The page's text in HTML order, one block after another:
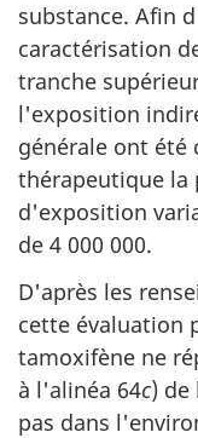
substance. Afin
caractérisation
tranche
l'exposition
générale ont été
thérapeutique la
d'exposition
de 4 000 000.
D'après les
cette évaluation
tamoxifène ne
à l'alinéa 64c) de
pas dans